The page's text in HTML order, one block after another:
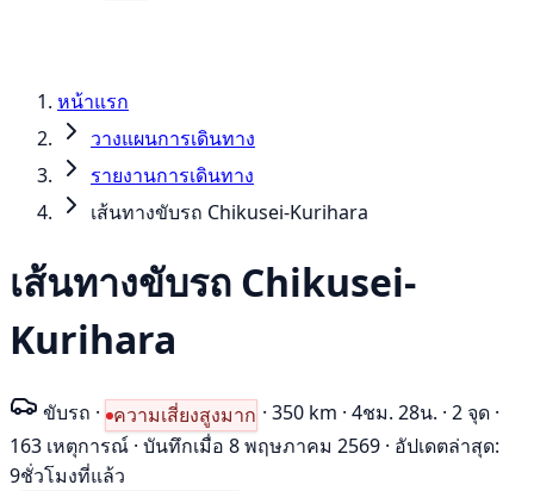
หน้าแรก
วางแผนการเดินทาง
รายงานการเดินทาง
เส้นทางขับรถ Chikusei-Kurihara
เส้นทางขับรถ Chikusei-
Kurihara
ขับรถ · ความเสี่ยงสูงมาก · 350 km · 4ชม. 28น. · 2 จุด ·
163 เหตุการณ์ · บันทึกเมื่อ 8 พฤษภาคม 2569 · อัปเดตล่าสุด:
9ชั่วโมงที่แล้ว